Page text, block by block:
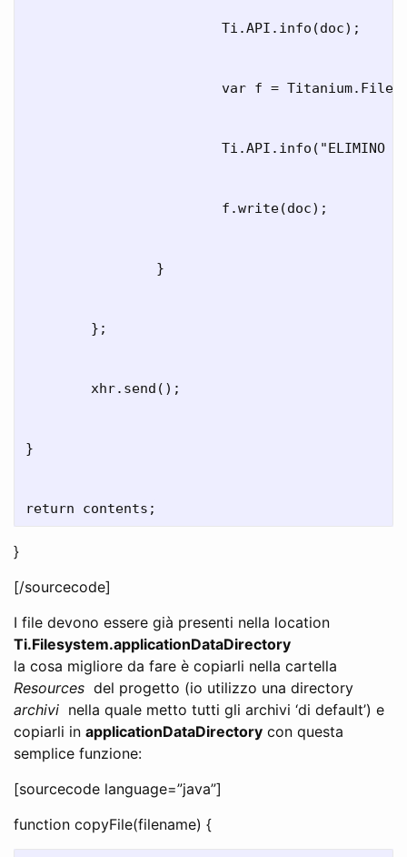
}
}
[/sourcecode]
I file devono essere già presenti nella location
Ti.Filesystem.applicationDataDirectory
la cosa migliore da fare è copiarli nella cartella
Resources del progetto (io utilizzo una directory
archivi nella quale metto tutti gli archivi ‘di default’) e
copiarli in applicationDataDirectory con questa
semplice funzione:
[sourcecode language=”java”]
function copyFile(filename) {